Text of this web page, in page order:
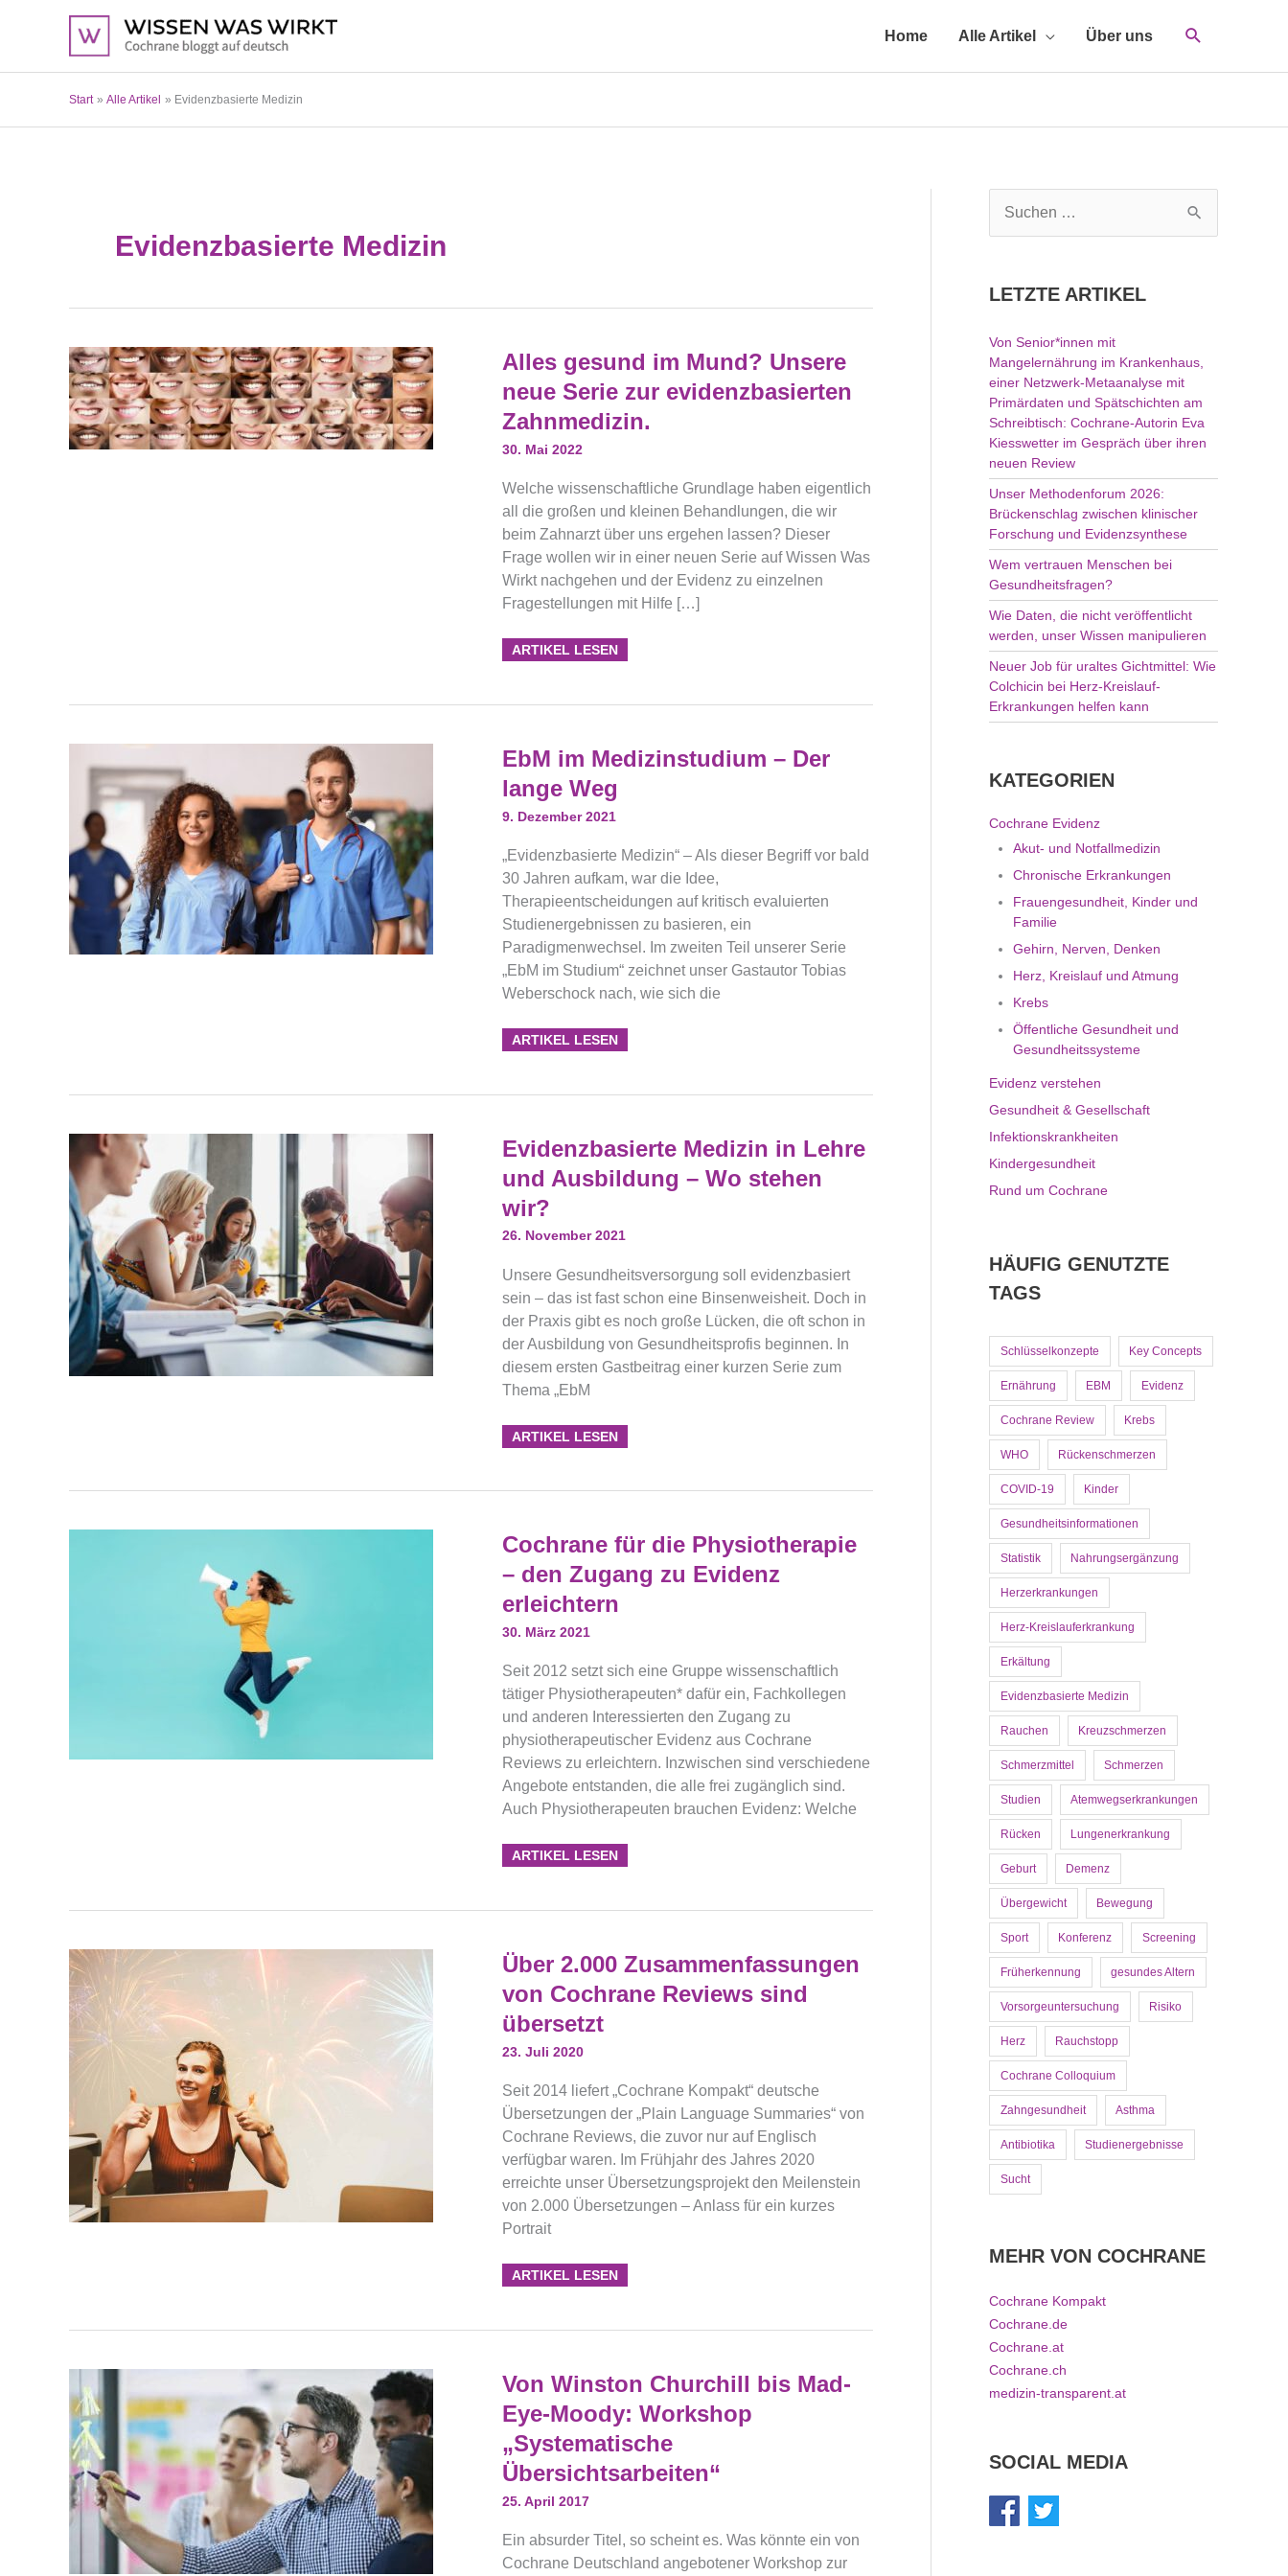
Home Alle Artikel Über uns
Start Alle Artikel Evidenzbasierte Medizin
Evidenzbasierte Medizin
Alles gesund im Mund? Unsere
neue Serie zur evidenzbasierten
Zahnmedizin.
30. Mai 2022
Welche wissenschaftliche Grundlage haben eigentlich
all die großen und kleinen Behandlungen, die wir
beim Zahnarzt über uns ergehen lassen? Dieser
Frage wollen wir in einer neuen Serie auf Wissen Was
Wirkt nachgehen und der Evidenz zu einzelnen
Fragestellungen mit Hilfe […]
Alles
Gesund
Mund?
Neue
Serie
Zur
ARTIKEL LESEN
EbM im Medizinstudium – Der
lange Weg
9. Dezember 2021
„Evidenzbasierte Medizin“ – Als dieser Begriff vor bald
30 Jahren aufkam, war die Idee,
Therapieentscheidungen auf kritisch evaluierten
Studienergebnissen zu basieren, ein
Paradigmenwechsel. Im zweiten Teil unserer Serie
„EbM im Studium“ zeichnet unser Gastautor Tobias
Weberschock nach, wie sich die
EbM
Im
–
Lange
ARTIKEL LESEN
Evidenzbasierte Medizin in Lehre
und Ausbildung – Wo stehen
wir?
26. November 2021
Unsere Gesundheitsversorgung soll evidenzbasiert
sein – das ist fast schon eine Binsenweisheit. Doch in
der Praxis gibt es noch große Lücken, die oft schon in
der Ausbildung von Gesundheitsprofis beginnen. In
diesem ersten Gastbeitrag einer kurzen Serie zum
Thema „EbM
Evidenzbasierte
Medizin
Lehre
Ausbildung
–
Wo
ARTIKEL LESEN
Cochrane für die Physiotherapie
– den Zugang zu Evidenz
erleichtern
30. März 2021
Seit 2012 setzt sich eine Gruppe wissenschaftlich
tätiger Physiotherapeuten* dafür ein, Fachkollegen
und anderen Interessierten den Zugang zu
physiotherapeutischer Evidenz aus Cochrane
Reviews zu erleichtern. Inzwischen sind verschiedene
Angebote entstanden, die alle frei zugänglich sind.
Auch Physiotherapeuten brauchen Evidenz: Welche
Cochrane
Für
Die
Physiotherapie
Den
Zugang
Zu
ARTIKEL LESEN
Über 2.000 Zusammenfassungen
von Cochrane Reviews sind
übersetzt
23. Juli 2020
Seit 2014 liefert „Cochrane Kompakt“ deutsche
Übersetzungen der „Plain Language Summaries“ von
Cochrane Reviews, die zuvor nur auf Englisch
verfügbar waren. Im Frühjahr des Jahres 2020
erreichte unser Übersetzungsprojekt den Meilenstein
von 2.000 Übersetzungen – Anlass für ein kurzes
Portrait
Über
2.000
Von
Reviews
Sind
Übersetzt
ARTIKEL LESEN
Von Winston Churchill bis Mad-
Eye-Moody: Workshop
„Systematische
Übersichtsarbeiten“
25. April 2017
Ein absurder Titel, so scheint es. Was könnte ein von
Cochrane Deutschland angebotener Workshop zur
Von
Winston
Bis
Mad-
Eye-
Moody:
Workshop
„Systematische
Übersichtsarbeiten“
u
e
n
c
h
:
LETZTE ARTIKEL
Von Senior*innen mit
Mangelernährung im Krankenhaus,
einer Netzwerk-Metaanalyse mit
Primärdaten und Spätschichten am
Schreibtisch: Cochrane-Autorin Eva
Kiesswetter im Gespräch über ihren
neuen Review
Unser Methodenforum 2026:
Brückenschlag zwischen klinischer
Forschung und Evidenzsynthese
Wem vertrauen Menschen bei
Gesundheitsfragen?
Wie Daten, die nicht veröffentlicht
werden, unser Wissen manipulieren
Neuer Job für uraltes Gichtmittel: Wie
Colchicin bei Herz-Kreislauf-
Erkrankungen helfen kann
KATEGORIEN
Cochrane Evidenz
Akut- und Notfallmedizin
Chronische Erkrankungen
Frauengesundheit, Kinder und
Familie
Gehirn, Nerven, Denken
Herz, Kreislauf und Atmung
Krebs
Öffentliche Gesundheit und
Gesundheitssysteme
Evidenz verstehen
Gesundheit & Gesellschaft
Infektionskrankheiten
Kindergesundheit
Rund um Cochrane
HÄUFIG GENUTZTE
TAGS
Schlüsselkonzepte Key Concepts
Ernährung EBM Evidenz
Cochrane Review Krebs
WHO Rückenschmerzen
COVID-19 Kinder
Gesundheitsinformationen
Statistik Nahrungsergänzung
Herzerkrankungen
Herz-Kreislauferkrankung
Erkältung
Evidenzbasierte Medizin
Rauchen Kreuzschmerzen
Schmerzmittel Schmerzen
Studien Atemwegserkrankungen
Rücken Lungenerkrankung
Geburt Demenz
Übergewicht Bewegung
Sport Konferenz Screening
Früherkennung gesundes Altern
Vorsorgeuntersuchung Risiko
Herz Rauchstopp
Cochrane Colloquium
Zahngesundheit Asthma
Antibiotika Studienergebnisse
Sucht
MEHR VON COCHRANE
Cochrane Kompakt
Cochrane.de
Cochrane.at
Cochrane.ch
medizin-transparent.at
SOCIAL MEDIA